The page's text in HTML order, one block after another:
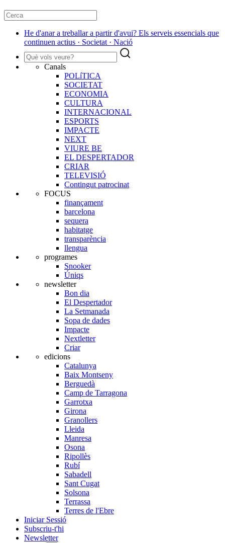
He d'anar a treballar a partir d'avui? Els serveis essencials que
continuen actius · Societat · Nació
Canals
POLíTICA
SOCIETAT
ECONOMIA
CULTURA
INTERNACIONAL
ESPORTS
IMPACTE
NEXT
VIURE BE
EL DESPERTADOR
CRIAR
TELEVISIÓ
Contingut patrocinat
FOCUS
finançament
barcelona
sequera
habitatge
transparència
llengua
programes
Snooker
Úniqs
newsletter
Bon dia
El Despertador
La Setmanada
Sopa de dades
Impacte
Nextletter
Criar
edicions
Catalunya
Baix Montseny
Berguedà
Camp de Tarragona
Garrotxa
Girona
Granollers
Lleida
Manresa
Osona
Ripollès
Rubí
Sabadell
Sant Cugat
Solsona
Terrassa
Terres de l'Ebre
Iniciar Sessió
Subscriu-t'hi
Newsletter